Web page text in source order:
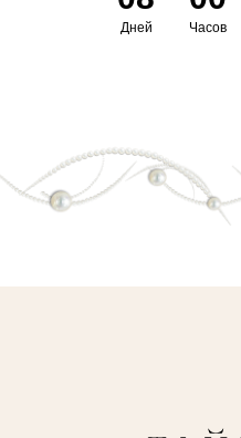
Дней Часов